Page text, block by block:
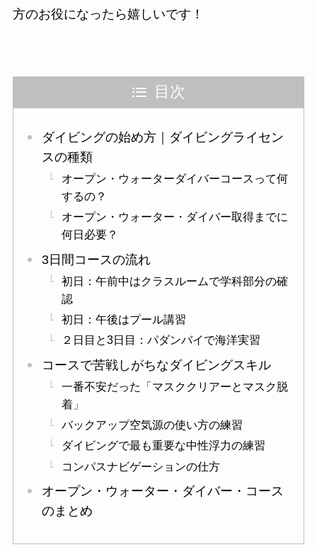
方のお役になったら嬉しいです！
目次
ダイビングの始め方｜ダイビングライセン
スの種類
オープン・ウォーターダイバーコースって何
するの？
オープン・ウォーター・ダイバー取得までに
何日必要？
3日間コースの流れ
初日：午前中はクラスルームで学科部分の確
認
初日：午後はプール講習
２日目と3日目：パダンバイで海洋実習
コースで苦戦しがちなダイビングスキル
一番不安だった「マスククリアーとマスク脱
着」
バックアップ空気源の使い方の練習
ダイビングで最も重要な中性浮力の練習
コンパスナビゲーションの仕方
オープン・ウォーター・ダイバー・コース
のまとめ